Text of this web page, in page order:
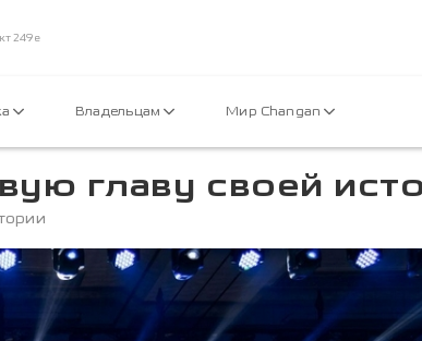
249е
Владельцам Мир Changan
главу своей